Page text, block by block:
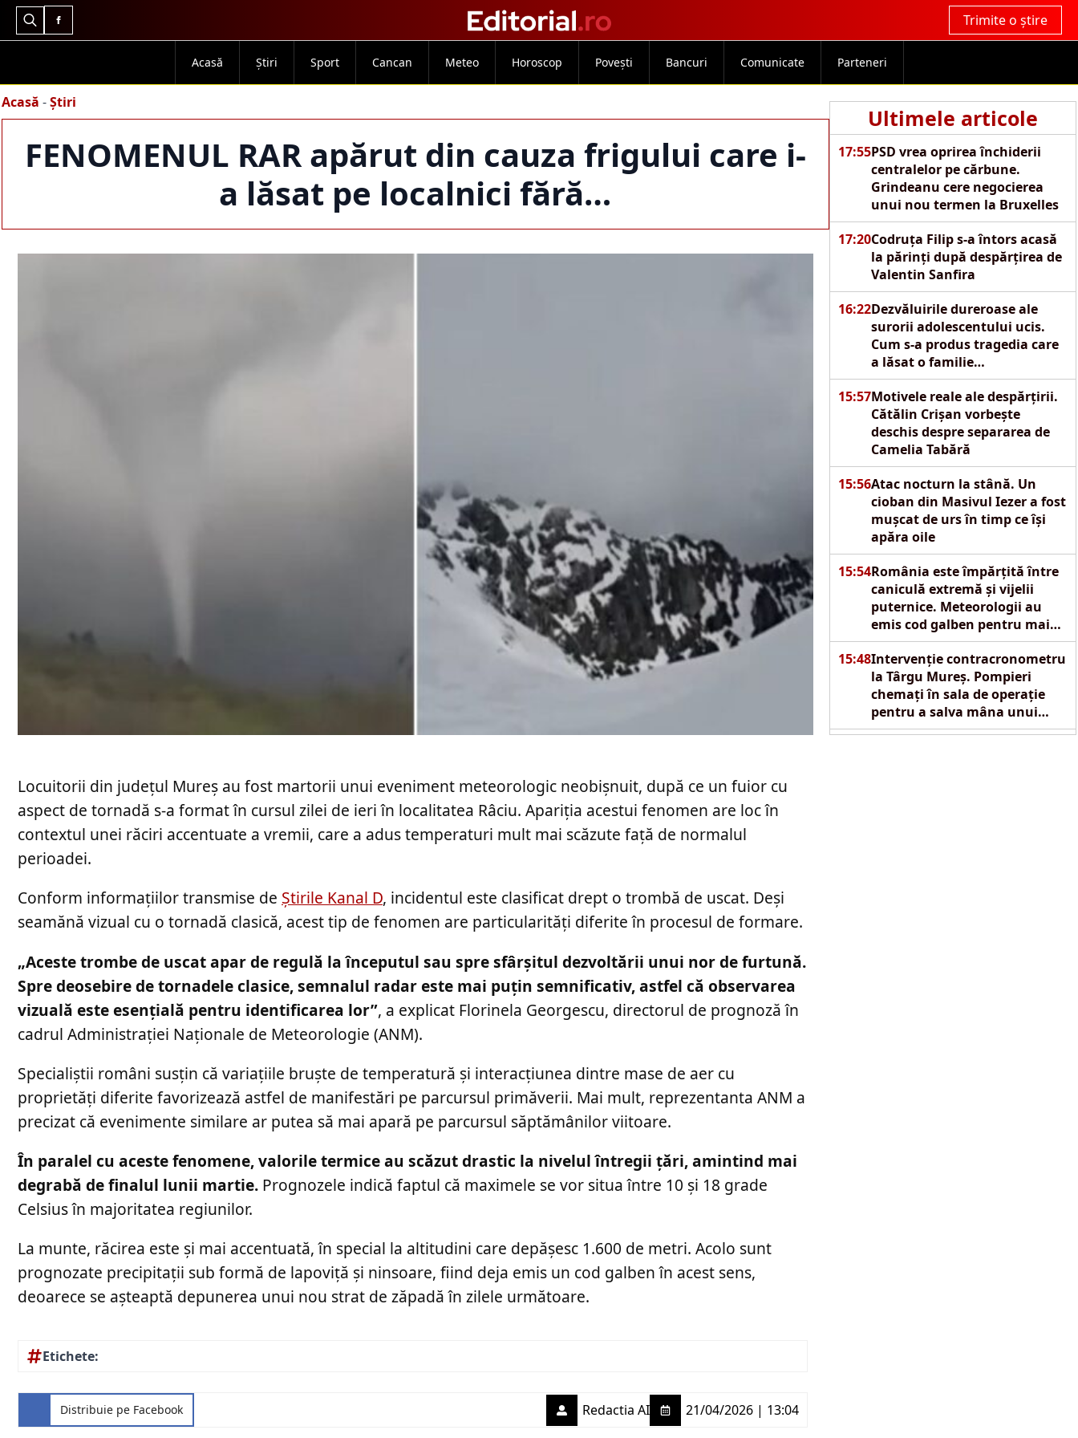
Search
Trimite o știre
Acasă Știri Sport Cancan Meteo Horoscop Povești Bancuri Comunicate Parteneri
Acasă -Știri
FENOMENUL RAR apărut din cauza frigului care i-
a lăsat pe localnici fără…
Ultimele articole
17:55PSD vrea oprirea închiderii
centralelor pe cărbune.
Grindeanu cere negocierea
unui nou termen la Bruxelles
17:20Codruța Filip s-a întors acasă
la părinți după despărțirea de
Valentin Sanfira
16:22Dezvăluirile dureroase ale
surorii adolescentului ucis.
Cum s-a produs tragedia care
a lăsat o familie
îngenuncheată de durere
15:57Motivele reale ale despărțirii.
Cătălin Crișan vorbește
deschis despre separarea de
Camelia Tabără
15:56Atac nocturn la stână. Un
cioban din Masivul Iezer a fost
mușcat de urs în timp ce își
apăra oile
15:54România este împărțită între
caniculă extremă și vijelii
puternice. Meteorologii au
emis cod galben pentru mai
multe regiuni
15:48Intervenție contracronometru
la Târgu Mureș. Pompieri
chemați în sala de operație
pentru a salva mâna unui
copil de doi ani
Locuitorii din județul Mureș au fost martorii unui eveniment meteorologic neobișnuit, după ce un fuior cu
aspect de tornadă s-a format în cursul zilei de ieri în localitatea Râciu. Apariția acestui fenomen are loc în
contextul unei răciri accentuate a vremii, care a adus temperaturi mult mai scăzute față de normalul
perioadei.
Conform informațiilor transmise de Știrile Kanal D, incidentul este clasificat drept o trombă de uscat. Deși
seamănă vizual cu o tornadă clasică, acest tip de fenomen are particularități diferite în procesul de formare.
„Aceste trombe de uscat apar de regulă la începutul sau spre sfârșitul dezvoltării unui nor de furtună.
Spre deosebire de tornadele clasice, semnalul radar este mai puțin semnificativ, astfel că observarea
vizuală este esențială pentru identificarea lor”, a explicat Florinela Georgescu, directorul de prognoză în
cadrul Administrației Naționale de Meteorologie (ANM).
Specialiștii români susțin că variațiile bruște de temperatură și interacțiunea dintre mase de aer cu
proprietăți diferite favorizează astfel de manifestări pe parcursul primăverii. Mai mult, reprezentanta ANM a
precizat că evenimente similare ar putea să mai apară pe parcursul săptămânilor viitoare.
În paralel cu aceste fenomene, valorile termice au scăzut drastic la nivelul întregii țări, amintind mai
degrabă de finalul lunii martie. Prognozele indică faptul că maximele se vor situa între 10 și 18 grade
Celsius în majoritatea regiunilor.
La munte, răcirea este și mai accentuată, în special la altitudini care depășesc 1.600 de metri. Acolo sunt
prognozate precipitații sub formă de lapoviță și ninsoare, fiind deja emis un cod galben în acest sens,
deoarece se așteaptă depunerea unui nou strat de zăpadă în zilele următoare.
Etichete:
Distribuie pe Facebook Redactia AI 21/04/2026 | 13:04